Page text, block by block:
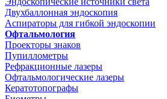
Двухбаллонная эндоскопия
Аспираторы для гибкой эндоскопии
Офтальмология
Проекторы знаков
Пупиллометры
Рефракционные лазеры
Офтальмологические лазеры
Кератотопографы